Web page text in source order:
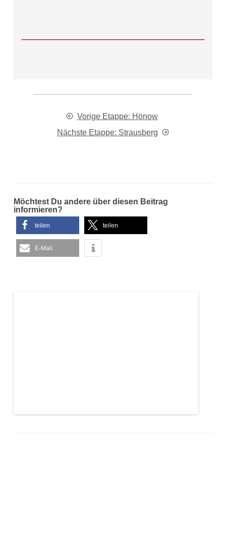
Vorige Etappe: Hönow
Nächste Etappe: Strausberg
Möchtest Du andere über diesen Beitrag
informieren?
teilen teilen
E-Mail